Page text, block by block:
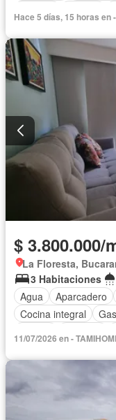
Hace 5 días, 15 horas en
$ 3.800.000/
La Floresta,
3 Habitaciones
Agua
Aparcadero
Cocina integral
11/07/2026 en -